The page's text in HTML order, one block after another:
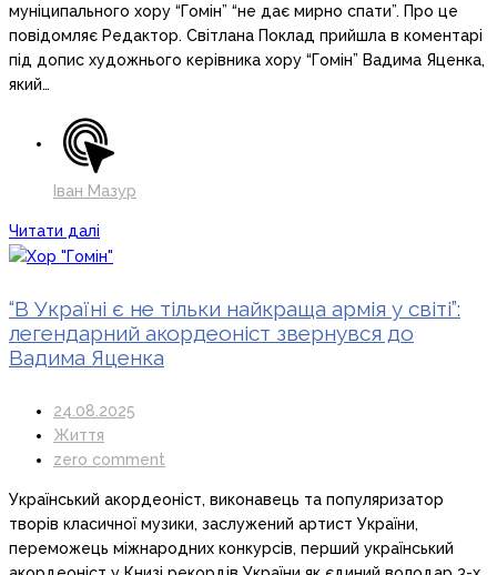
муніципального хору “Гомін” “не дає мирно спати”. Про це
повідомляє Редактор. Світлана Поклад прийшла в коментарі
під допис художнього керівника хору “Гомін” Вадима Яценка,
який…
Іван Мазур
Читати далі
“В Україні є не тільки найкраща армія у світі”:
легендарний акордеоніст звернувся до
Вадима Яценка
24.08.2025
Життя
zero comment
Український акордеоніст, виконавець та популяризатор
творів класичної музики, заслужений артист України,
переможець міжнародних конкурсів, перший український